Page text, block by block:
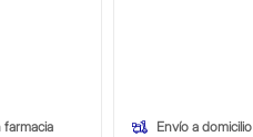
farmacia Envío a domicilio